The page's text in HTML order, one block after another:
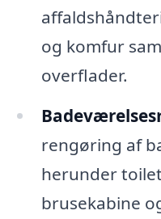
og komfur
overflader.
rengøring af
herunder
brusekabine